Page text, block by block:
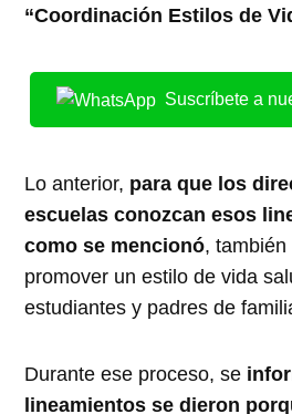
“Coordinación Estilos de
Suscríbete a
Lo anterior, para que los
escuelas conozcan esos
como se mencionó,
promover un estilo de vida
estudiantes y padres de
Durante ese proceso, se
lineamientos se dieron